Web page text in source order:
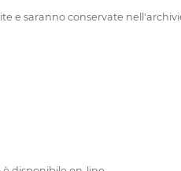
e saranno conservate